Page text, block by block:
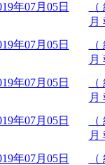
年07月05日
月
年07月05日
月
年07月05日
月
年07月05日
月
年07月05日